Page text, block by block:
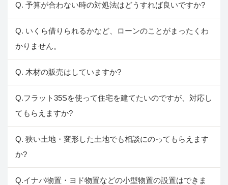
Q. 予算が合わない時の対処法はどうすれば良いですか?
Q. いくら借りられるかなど、ローンのことがまったくわ
かりません。
Q. 木材の販売はしていますか?
Q.フラット35Sを使って住宅を建てたいのですが、対応し
てもらえますか?
Q. 狭い土地・変形した土地でも相談にのってもらえます
か?
Q.イナバ物置・ヨド物置などの小型物置の設置はできま